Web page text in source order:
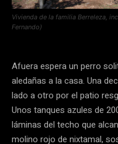
Vivienda de la familia Berreleza,
Fernando)
Afuera espera un perro
aledañas a la casa. Una
lado a otro por el patio
Unos tanques azules de
láminas del techo que
molino rojo de nixtamal,